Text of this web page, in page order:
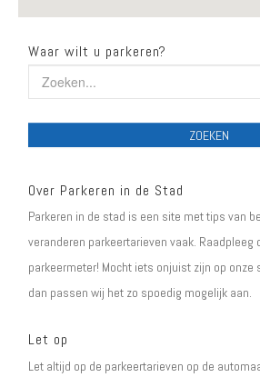
Waar wilt u parkeren?
ZOEKEN
Over Parkeren in de Stad
Parkeren in de stad is een site met tips van
veranderen parkeertarieven vaak. Raadpleeg
parkeermeter! Mocht iets onjuist zijn op onze
dan passen wij het zo spoedig mogelijk aan.
Let op
Let altijd op de parkeertarieven op de